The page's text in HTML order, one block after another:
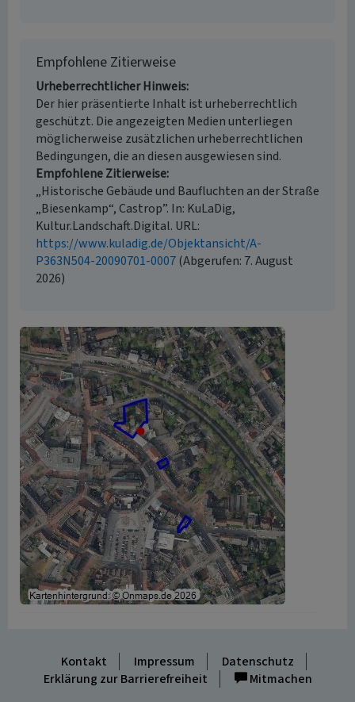
Empfohlene Zitierweise
Urheberrechtlicher Hinweis
Der hier präsentierte Inhalt ist urheberrechtlich
geschützt. Die angezeigten Medien unterliegen
möglicherweise zusätzlichen urheberrechtlichen
Bedingungen, die an diesen ausgewiesen sind.
Empfohlene Zitierweise
„Historische Gebäude und Baufluchten an der Straße
„Biesenkamp“, Castrop”. In: KuLaDig,
Kultur.Landschaft.Digital. URL:
https://www.kuladig.de/Objektansicht/A-
P363N504-20090701-0007(Abgerufen: 7. August
2026)
Kontakt Impressum
Datenschutz
Erklärung zur Barrierefreiheit
Mitmachen